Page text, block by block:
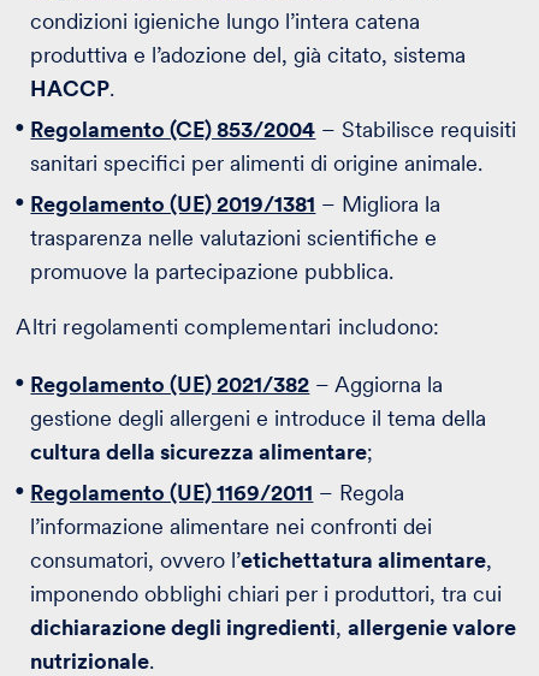
condizioni igieniche lungo l’intera catena
produttiva e l’adozione del, già citato, sistema
HACCP.
Regolamento (CE) 853/2004 – Stabilisce requisiti
sanitari specifici per alimenti di origine animale.
Regolamento (UE) 2019/1381 – Migliora la
trasparenza nelle valutazioni scientifiche e
promuove la partecipazione pubblica.
Altri regolamenti complementari includono:
Regolamento (UE) 2021/382 – Aggiorna la
gestione degli allergeni e introduce il tema della
cultura della sicurezza alimentare;
Regolamento (UE) 1169/2011 – Regola
l’informazione alimentare nei confronti dei
consumatori, ovvero l’etichettatura alimentare,
imponendo obblighi chiari per i produttori, tra cui
dichiarazione degli ingredienti,allergenie valore
nutrizionale.